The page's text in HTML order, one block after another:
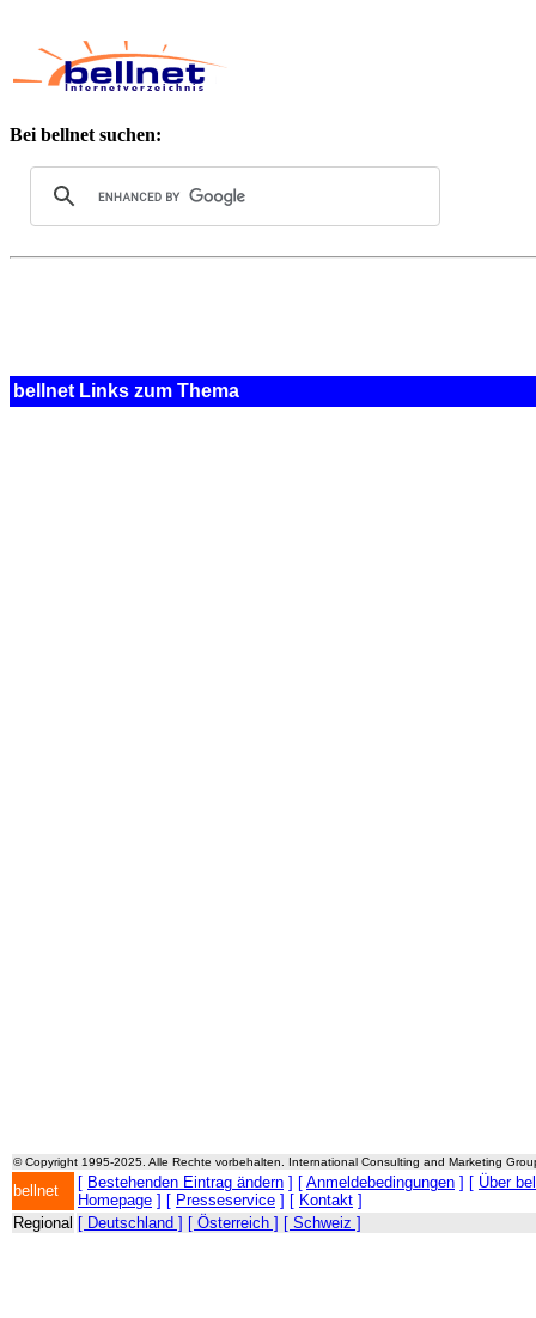
Bei bellnet suchen:
bellnet Links zum Thema
© Copyright 1995-2025. Alle Rechte vorbehalten. International Consulting and Marketing
bellnet [ Bestehenden Eintrag ändern ] [ Anmeldebedingungen ] [ Über
Homepage ] [ Presseservice ] [ Kontakt ]
Regional [ Deutschland ] [ Österreich ] [ Schweiz ]